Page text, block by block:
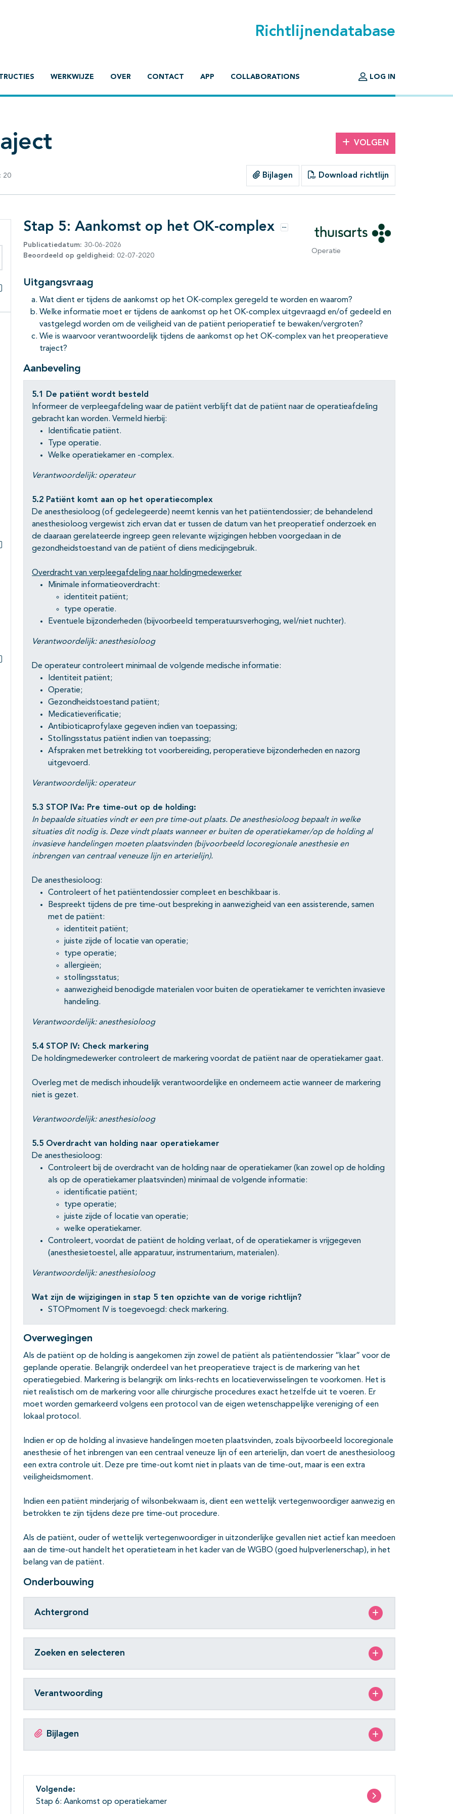
Richtlijnendatabase
WERKWIJZE OVER CONTACT APP COLLABORATIONS LOG IN
VOLGEN
20 Bijlagen Download richtlijn
binnen deze richtlijn
Alles openklappen
Subpagina's open- en dichtklappen
Stap 5: Aankomst op het OK-complex Opties
Publicatiedatum: 30-06-2026
Beoordeeld op geldigheid: 02-07-2020
Operatie
Uitgangsvraag
Wat dient er tijdens de aankomst op het OK-complex geregeld te worden en waarom?
Welke informatie moet er tijdens de aankomst op het OK-complex uitgevraagd en/of gedeeld en
vastgelegd worden om de veiligheid van de patiënt perioperatief te bewaken/vergroten?
Wie is waarvoor verantwoordelijk tijdens de aankomst op het OK-complex van het preoperatieve
traject?
Aanbeveling
5.1 De patiënt wordt besteld
Informeer de verpleegafdeling waar de patiënt verblijft dat de patiënt naar de operatieafdeling
gebracht kan worden. Vermeld hierbij:
Identificatie patiënt.
Type operatie.
Welke operatiekamer en -complex.
Verantwoordelijk: operateur
5.2 Patiënt komt aan op het operatiecomplex
De anesthesioloog (of gedelegeerde) neemt kennis van het patiëntendossier; de behandelend
anesthesioloog vergewist zich ervan dat er tussen de datum van het preoperatief onderzoek en
de daaraan gerelateerde ingreep geen relevante wijzigingen hebben voorgedaan in de
gezondheidstoestand van de patiënt of diens medicijngebruik.
Overdracht van verpleegafdeling naar holdingmedewerker
Minimale informatieoverdracht:
identiteit patiënt;
type operatie.
Eventuele bijzonderheden (bijvoorbeeld temperatuursverhoging, wel/niet nuchter).
Verantwoordelijk: anesthesioloog
De operateur controleert minimaal de volgende medische informatie:
Identiteit patiënt;
Operatie;
Gezondheidstoestand patiënt;
Medicatieverificatie;
Antibioticaprofylaxe gegeven indien van toepassing;
Stollingsstatus patiënt indien van toepassing;
Afspraken met betrekking tot voorbereiding, peroperatieve bijzonderheden en nazorg
uitgevoerd.
Verantwoordelijk: operateur
5.3 STOP IVa: Pre time-out op de holding:
In bepaalde situaties vindt er een pre time-out plaats. De anesthesioloog bepaalt in welke
situaties dit nodig is. Deze vindt plaats wanneer er buiten de operatiekamer/op de holding al
invasieve handelingen moeten plaatsvinden (bijvoorbeeld locoregionale anesthesie en
inbrengen van centraal veneuze lijn en arterielijn).
De anesthesioloog:
Controleert of het patiëntendossier compleet en beschikbaar is.
Bespreekt tijdens de pre time-out bespreking in aanwezigheid van een assisterende, samen
met de patiënt:
identiteit patiënt;
juiste zijde of locatie van operatie;
type operatie;
allergieën;
stollingsstatus;
aanwezigheid benodigde materialen voor buiten de operatiekamer te verrichten invasieve
handeling.
Verantwoordelijk: anesthesioloog
5.4 STOP IV: Check markering
De holdingmedewerker controleert de markering voordat de patiënt naar de operatiekamer gaat.
Overleg met de medisch inhoudelijk verantwoordelijke en onderneem actie wanneer de markering
niet is gezet.
Verantwoordelijk: anesthesioloog
5.5 Overdracht van holding naar operatiekamer
De anesthesioloog:
Controleert bij de overdracht van de holding naar de operatiekamer (kan zowel op de holding
als op de operatiekamer plaatsvinden) minimaal de volgende informatie:
identificatie patiënt;
type operatie;
juiste zijde of locatie van operatie;
welke operatiekamer.
Controleert, voordat de patiënt de holding verlaat, of de operatiekamer is vrijgegeven
(anesthesietoestel, alle apparatuur, instrumentarium, materialen).
Verantwoordelijk: anesthesioloog
Wat zijn de wijzigingen in stap 5 ten opzichte van de vorige richtlijn?
STOPmoment IV is toegevoegd: check markering.
Overwegingen
Als de patiënt op de holding is aangekomen zijn zowel de patiënt als patiëntendossier “klaar” voor de
geplande operatie. Belangrijk onderdeel van het preoperatieve traject is de markering van het
operatiegebied. Markering is belangrijk om links-rechts en locatieverwisselingen te voorkomen. Het is
niet realistisch om de markering voor alle chirurgische procedures exact hetzelfde uit te voeren. Er
moet worden gemarkeerd volgens een protocol van de eigen wetenschappelijke vereniging of een
lokaal protocol.
Indien er op de holding al invasieve handelingen moeten plaatsvinden, zoals bijvoorbeeld locoregionale
anesthesie of het inbrengen van een centraal veneuze lijn of een arterielijn, dan voert de anesthesioloog
een extra controle uit. Deze pre time-out komt niet in plaats van de time-out, maar is een extra
veiligheidsmoment.
Indien een patiënt minderjarig of wilsonbekwaam is, dient een wettelijk vertegenwoordiger aanwezig en
betrokken te zijn tijdens deze pre time-out procedure.
Als de patiënt, ouder of wettelijk vertegenwoordiger in uitzonderlijke gevallen niet actief kan meedoen
aan de time-out handelt het operatieteam in het kader van de WGBO (goed hulpverlenerschap), in het
belang van de patiënt.
Onderbouwing
Achtergrond
Zoeken en selecteren
Verantwoording
Bijlagen
Volgende:
Stap 6: Aankomst op operatiekamer